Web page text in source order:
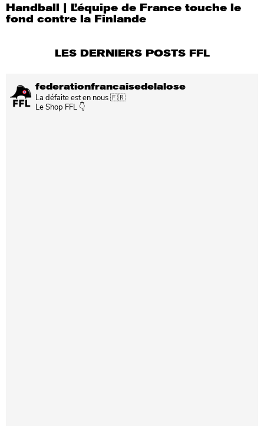
Handball | L’équipe de France touche le
fond contre la Finlande
LES DERNIERS POSTS FFL
federationfrancaisedelalose
La défaite est en nous 🇫🇷
Le Shop FFL 👇